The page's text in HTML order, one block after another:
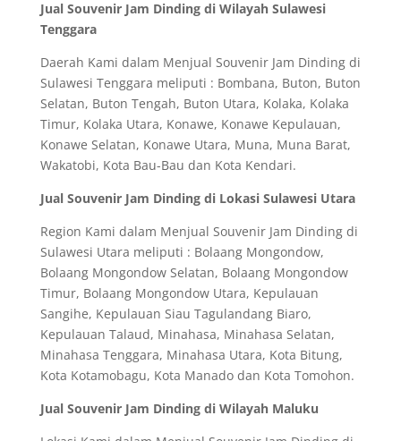
Jual Souvenir Jam Dinding di Wilayah Sulawesi
Tenggara
Daerah Kami dalam Menjual Souvenir Jam Dinding di
Sulawesi Tenggara meliputi : Bombana, Buton, Buton
Selatan, Buton Tengah, Buton Utara, Kolaka, Kolaka
Timur, Kolaka Utara, Konawe, Konawe Kepulauan,
Konawe Selatan, Konawe Utara, Muna, Muna Barat,
Wakatobi, Kota Bau-Bau dan Kota Kendari.
Jual Souvenir Jam Dinding di Lokasi Sulawesi Utara
Region Kami dalam Menjual Souvenir Jam Dinding di
Sulawesi Utara meliputi : Bolaang Mongondow,
Bolaang Mongondow Selatan, Bolaang Mongondow
Timur, Bolaang Mongondow Utara, Kepulauan
Sangihe, Kepulauan Siau Tagulandang Biaro,
Kepulauan Talaud, Minahasa, Minahasa Selatan,
Minahasa Tenggara, Minahasa Utara, Kota Bitung,
Kota Kotamobagu, Kota Manado dan Kota Tomohon.
Jual Souvenir Jam Dinding di Wilayah Maluku